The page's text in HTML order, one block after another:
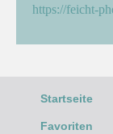
https://feicht-
Startseite
Favoriten